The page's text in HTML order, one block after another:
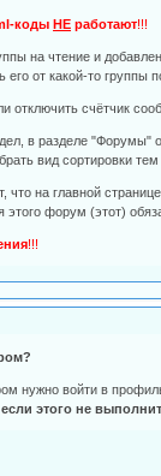
кодыНЕ работают!!!
на чтение и
его от какой-то группы
отключить счётчик
в разделе "Форумы"
вид сортировки
что на главной
этого форум (этот)
!!!
нужно войти в
этого не